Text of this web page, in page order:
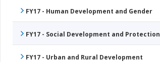
FY17 - Human Development and Gender
FY17 - Social Development and Protection
FY17 - Urban and Rural Development